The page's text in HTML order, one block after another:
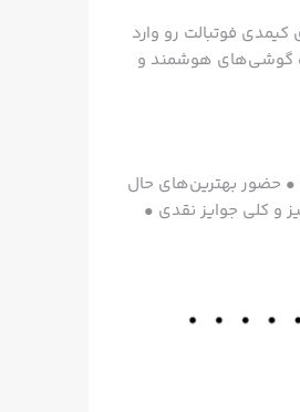
فوتبالت رو وارد
بازی کنی. هر کارت می‌تونه بهت شانس برنده شدن جوایز بزرگی رو بده مثل: پلی استیشن ۵ گوشی‌های هوشمند و
کارت با کلی استراتژی مختلف • حضور بهترین‌های حال
و کلی جوایز نقدی •